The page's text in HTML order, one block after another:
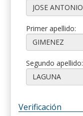
Primer apellido:
Segundo apellido:
Verificación